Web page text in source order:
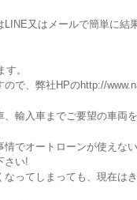
又はメールで簡単に結
。
で、弊社HPのhttp://
輸入車までご要望の車両
でオートローンが使えな
さい!
ってしまっても、現在は